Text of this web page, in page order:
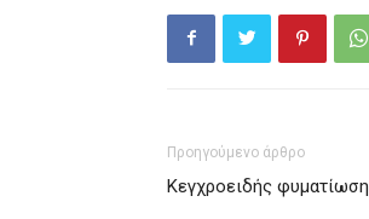
Προηγούμενο άρθρο
Κεγχροειδής φυματίωση